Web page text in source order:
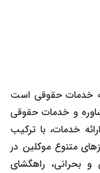
خدمات حقوقی است
و خدمات حقوقی
خدمات، با ترکیب
متنوع موکلین در
بحرانی، راهگشای